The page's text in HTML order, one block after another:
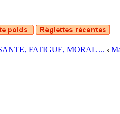
FATIGUE, MORAL ... ‹